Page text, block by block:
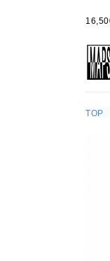
TOP